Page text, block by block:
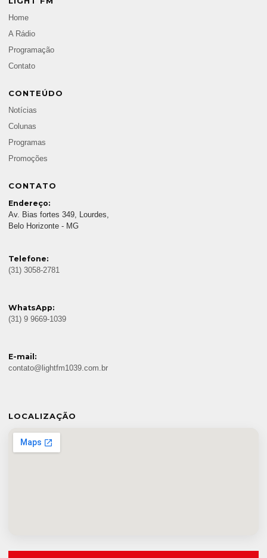
Home
A Rádio
Programação
Contato
CONTEÚDO
Notícias
Colunas
Programas
Promoções
CONTATO
Endereço:
Av. Bias fortes 349, Lourdes,
Belo Horizonte - MG
Telefone:
(31) 3058-2781
WhatsApp:
(31) 9 9669-1039
E-mail:
contato@lightfm1039.com.br
LOCALIZAÇÃO